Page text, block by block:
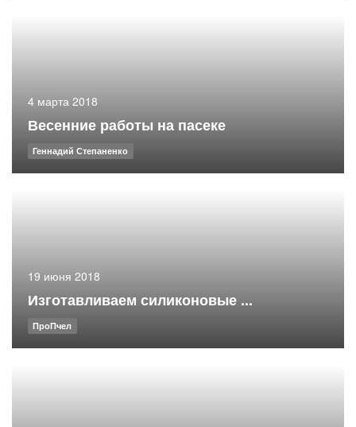
4 марта 2018
Весенние работы на пасеке
Геннадий Степаненко
19 июня 2018
Изготавливаем силиконовые ...
ПроПчел